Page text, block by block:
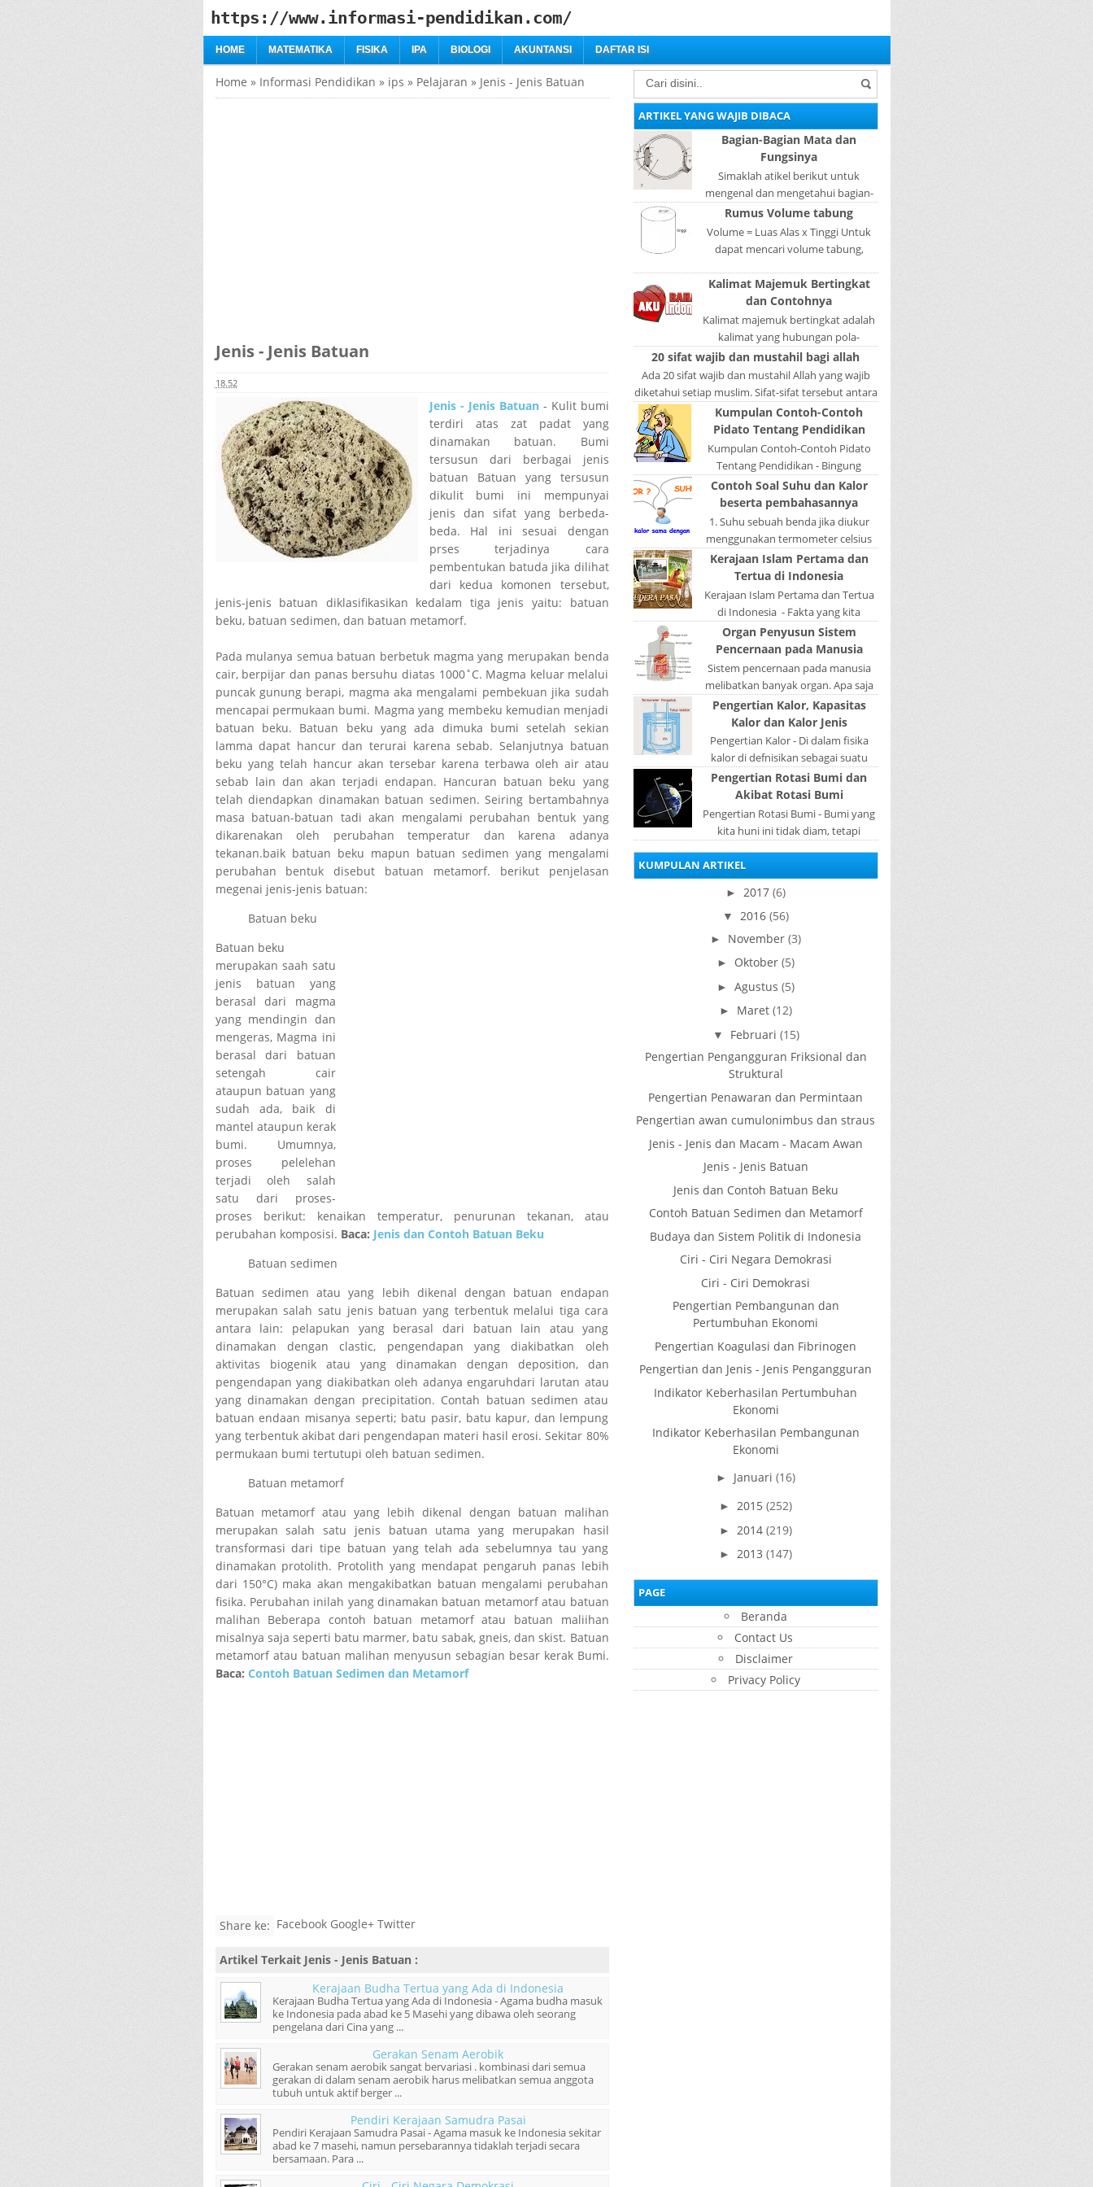
https://www.informasi-pendidikan.com/
HOME MATEMATIKA FISIKA IPA BIOLOGI AKUNTANSI DAFTAR ISI
Home » Informasi Pendidikan » ips » Pelajaran » Jenis - Jenis Batuan
Jenis - Jenis Batuan
18.52
Jenis - Jenis Batuan- Kulit bumi
terdiri atas zat padat yang
dinamakan batuan. Bumi
tersusun dari berbagai jenis
batuan Batuan yang tersusun
dikulit bumi ini mempunyai
jenis dan sifat yang berbeda-
beda. Hal ini sesuai dengan
prses terjadinya cara
pembentukan batuda jika dilihat
dari kedua komonen tersebut,
jenis-jenis batuan diklasifikasikan kedalam tiga jenis yaitu: batuan
beku, batuan sedimen, dan batuan metamorf.
Pada mulanya semua batuan berbetuk magma yang merupakan benda
cair, berpijar dan panas bersuhu diatas 1000˚C. Magma keluar melalui
puncak gunung berapi, magma aka mengalami pembekuan jika sudah
mencapai permukaan bumi. Magma yang membeku kemudian menjadi
batuan beku. Batuan beku yang ada dimuka bumi setelah sekian
lamma dapat hancur dan terurai karena sebab. Selanjutnya batuan
beku yang telah hancur akan tersebar karena terbawa oleh air atau
sebab lain dan akan terjadi endapan. Hancuran batuan beku yang
telah diendapkan dinamakan batuan sedimen. Seiring bertambahnya
masa batuan-batuan tadi akan mengalami perubahan bentuk yang
dikarenakan oleh perubahan temperatur dan karena adanya
tekanan.baik batuan beku mapun batuan sedimen yang mengalami
perubahan bentuk disebut batuan metamorf. berikut penjelasan
megenai jenis-jenis batuan:
Batuan beku
Batuan beku
merupakan saah satu
jenis batuan yang
berasal dari magma
yang mendingin dan
mengeras, Magma ini
berasal dari batuan
setengah cair
ataupun batuan yang
sudah ada, baik di
mantel ataupun kerak
bumi. Umumnya,
proses pelelehan
terjadi oleh salah
satu dari proses-
proses berikut: kenaikan temperatur, penurunan tekanan, atau
perubahan komposisi. Baca: Jenis dan Contoh Batuan Beku
Batuan sedimen
Batuan sedimen atau yang lebih dikenal dengan batuan endapan
merupakan salah satu jenis batuan yang terbentuk melalui tiga cara
antara lain: pelapukan yang berasal dari batuan lain atau yang
dinamakan dengan clastic, pengendapan yang diakibatkan oleh
aktivitas biogenik atau yang dinamakan dengan deposition, dan
pengendapan yang diakibatkan oleh adanya engaruhdari larutan atau
yang dinamakan dengan precipitation. Contah batuan sedimen atau
batuan endaan misanya seperti; batu pasir, batu kapur, dan lempung
yang terbentuk akibat dari pengendapan materi hasil erosi. Sekitar 80%
permukaan bumi tertutupi oleh batuan sedimen.
Batuan metamorf
Batuan metamorf atau yang lebih dikenal dengan batuan malihan
merupakan salah satu jenis batuan utama yang merupakan hasil
transformasi dari tipe batuan yang telah ada sebelumnya tau yang
dinamakan protolith. Protolith yang mendapat pengaruh panas lebih
dari 150°C) maka akan mengakibatkan batuan mengalami perubahan
fisika. Perubahan inilah yang dinamakan batuan metamorf atau batuan
malihan Beberapa contoh batuan metamorf atau batuan maliihan
misalnya saja seperti batu marmer, batu sabak, gneis, dan skist. Batuan
metamorf atau batuan malihan menyusun sebagian besar kerak Bumi.
Baca: Contoh Batuan Sedimen dan Metamorf
Share ke: Facebook Google+ Twitter
Artikel Terkait Jenis - Jenis Batuan :
Kerajaan Budha Tertua yang Ada di Indonesia
Kerajaan Budha Tertua yang Ada di Indonesia - Agama budha masuk
ke Indonesia pada abad ke 5 Masehi yang dibawa oleh seorang
pengelana dari Cina yang ...
Gerakan Senam Aerobik
Gerakan senam aerobik sangat bervariasi . kombinasi dari semua
gerakan di dalam senam aerobik harus melibatkan semua anggota
tubuh untuk aktif berger ...
Pendiri Kerajaan Samudra Pasai
Pendiri Kerajaan Samudra Pasai - Agama masuk ke Indonesia sekitar
abad ke 7 masehi, namun persebarannya tidaklah terjadi secara
bersamaan. Para ...
ARTIKEL YANG WAJIB DIBACA
Bagian-Bagian Mata dan
Fungsinya
Simaklah atikel berikut untuk
mengenal dan mengetahui bagian-
bagian mata dan fungsinya. Mata
adalah bagian yang sangat penting,
karena mer...
Rumus Volume tabung
Volume = Luas Alas x Tinggi Untuk
dapat mencari volume tabung,
lakukan adalah mencari luas
lingkaran tabun...
Kalimat Majemuk Bertingkat
dan Contohnya
Kalimat majemuk bertingkat adalah
kalimat yang hubungan pola-
polanya tidak sederajat. Salah satu
pola menduduki sebagai induk
kalimat, se...
20 sifat wajib dan mustahil bagi allah
Ada 20 sifat wajib dan mustahil Allah yang wajib
diketahui setiap muslim. Sifat-sifat tersebut antara
lain: Sifat Wajib Tulisan A...
Kumpulan Contoh-Contoh
Pidato Tentang Pendidikan
Kumpulan Contoh-Contoh Pidato
Tentang Pendidikan - Bingung
ngerjain tugas bikin pidato sekolah?
Atau sedang nyari kumpulan
contoh-contoh ...
Contoh Soal Suhu dan Kalor
beserta pembahasannya
1. Suhu sebuah benda jika diukur
menggunakan termometer celsius
akan bernilai 45. Berapa nilai yang
ditunjukkan oleh termometer
Reamur, ...
Kerajaan Islam Pertama dan
Tertua di Indonesia
Kerajaan Islam Pertama dan Tertua
di Indonesia - Fakta yang kita
ketahui selama ini bahwa kerajaan
Samudera Pasai merupakan
kerajaan ...
Organ Penyusun Sistem
Pencernaan pada Manusia
Sistem pencernaan pada manusia
melibatkan banyak organ. Apa saja
organ penyusun sistem pencernaan
pada manusia ? Organ penyusun
sistem p...
Pengertian Kalor, Kapasitas
Kalor dan Kalor Jenis
Pengertian Kalor - Di dalam fisika
kalor di defnisikan sebagai suatu
bentuk energi yang dapat berpindah
atau mengalir dari benda yang ...
Pengertian Rotasi Bumi dan
Akibat Rotasi Bumi
Pengertian Rotasi Bumi - Bumi yang
kita huni ini tidak diam, tetapi
disebut rotasi bumi. Waktu yang
diperlukan...
KUMPULAN ARTIKEL
► 2017 (6)
▼ 2016 (56)
► November (3)
► Oktober (5)
► Agustus (5)
► Maret (12)
▼ Februari (15)
Pengertian Pengangguran Friksional dan
Struktural
Pengertian Penawaran dan Permintaan
Pengertian awan cumulonimbus dan straus
Jenis - Jenis dan Macam - Macam Awan
Jenis - Jenis Batuan
Jenis dan Contoh Batuan Beku
Contoh Batuan Sedimen dan Metamorf
Budaya dan Sistem Politik di Indonesia
Ciri - Ciri Negara Demokrasi
Ciri - Ciri Demokrasi
Pengertian Pembangunan dan
Pertumbuhan Ekonomi
Pengertian Koagulasi dan Fibrinogen
Pengertian dan Jenis - Jenis Pengangguran
Indikator Keberhasilan Pertumbuhan
Ekonomi
Indikator Keberhasilan Pembangunan
Ekonomi
► Januari (16)
► 2015 (252)
► 2014 (219)
► 2013 (147)
PAGE
Beranda
Contact Us
Disclaimer
Privacy Policy